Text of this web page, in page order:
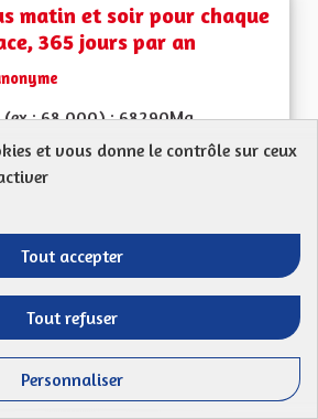
matin et soir pour chaque
365 jours par an
(ex : 68 000) : 68290Ma
1 bus matin et soir pour
et climatiques
50 50 ABONNÉS
SUIVRE
VOIR LA PROPOSITION
et vous donne le contrôle sur ceux
Tout accepter
Tout refuser
Personnaliser